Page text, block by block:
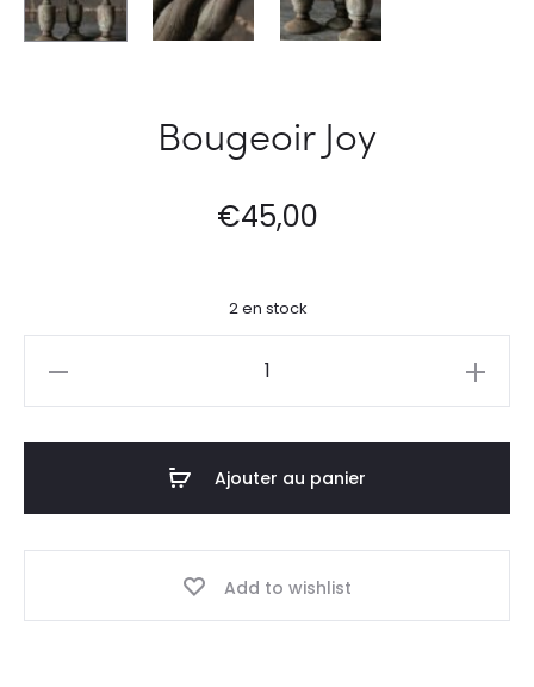
Bougeoir Joy
€45,00
2 en stock
Ajouter au panier
Add to wishlist